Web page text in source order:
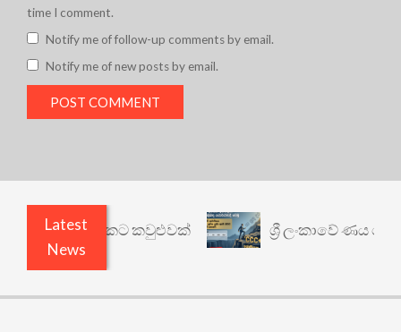
time I comment.
Notify me of follow-up comments by email.
Notify me of new posts by email.
Latest
News
යථාර්ථයකට කවුළුවක් ශ්‍රී ලංකාවේ ණය